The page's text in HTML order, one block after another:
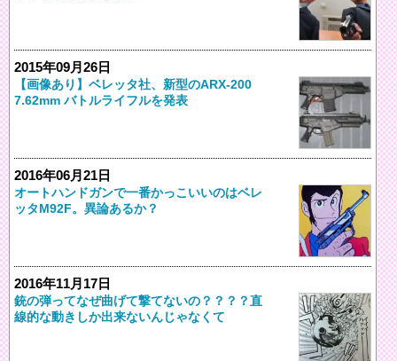
2015年09月26日
【画像あり】ベレッタ社、新型のARX-200
7.62mm バトルライフルを発表
2016年06月21日
オートハンドガンで一番かっこいいのはベレ
ッタM92F。異論あるか？
2016年11月17日
銃の弾ってなぜ曲げて撃てないの？？？？直
線的な動きしか出来ないんじゃなくて